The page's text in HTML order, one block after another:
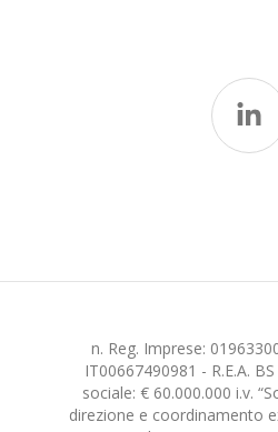
n. Reg. Imprese:
IT00667490981 - R.E.A.
sociale: € 60.000.000 i.v.
direzione e coordinamento